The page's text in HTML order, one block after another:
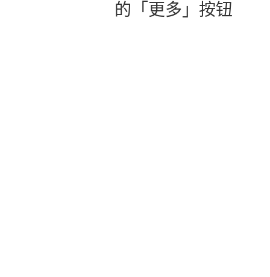
的「更多」按钮